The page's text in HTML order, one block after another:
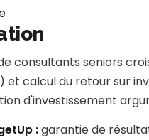
consultants seniors
et calcul du retour sur
d'investissement
:garantie de